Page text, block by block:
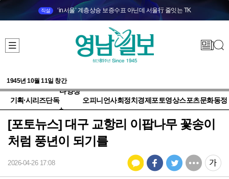
직설 ‘in서울’ 계층상승 보증수표 아닌데 서울行 줄잇는 TK
1945년 10월 11일 창간
기획·시리즈단독
다양성
+
오피니언사회정치 경제 포토영상스포츠문화동정
[포토뉴스] 대구 교항리 이팝나무 꽃송이
처럼 풍년이 되기를
2026-04-26 17:08